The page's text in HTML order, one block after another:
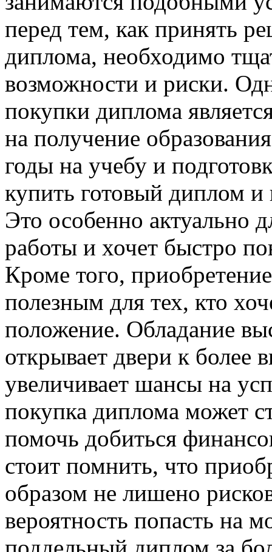
перед тем, как принять
диплома, необходимо
возможности и риски.
покупки диплома
на получение
годы на учебу и
купить готовый диплом и
Это особенно актуально
работы и хочет быстро
Кроме того,
полезным для тех, кто
положение. Обладание
открывает двери к более
увеличивает шансы на
покупка диплома может
помочь добиться
стоит помнить, что
образом не лишено
вероятность попасть на